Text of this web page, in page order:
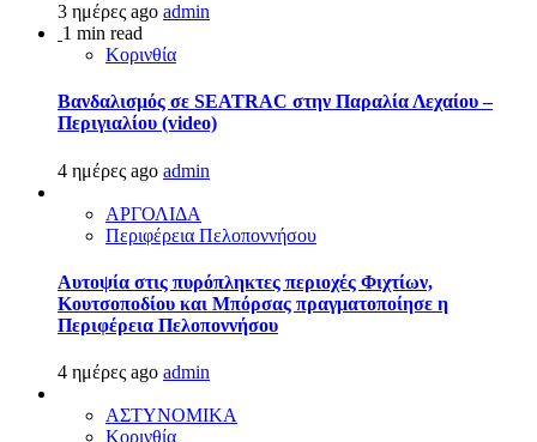
3 ημέρες ago admin
1 min read
Κορινθία
Βανδαλισμός σε SEATRAC στην Παραλία Λεχαίου –
Περιγιαλίου (video)
4 ημέρες ago admin
ΑΡΓΟΛΙΔΑ
Περιφέρεια Πελοποννήσου
Αυτοψία στις πυρόπληκτες περιοχές Φιχτίων,
Κουτσοποδίου και Μπόρσας πραγματοποίησε η
Περιφέρεια Πελοποννήσου
4 ημέρες ago admin
ΑΣΤΥΝΟΜΙΚΑ
Κορινθία